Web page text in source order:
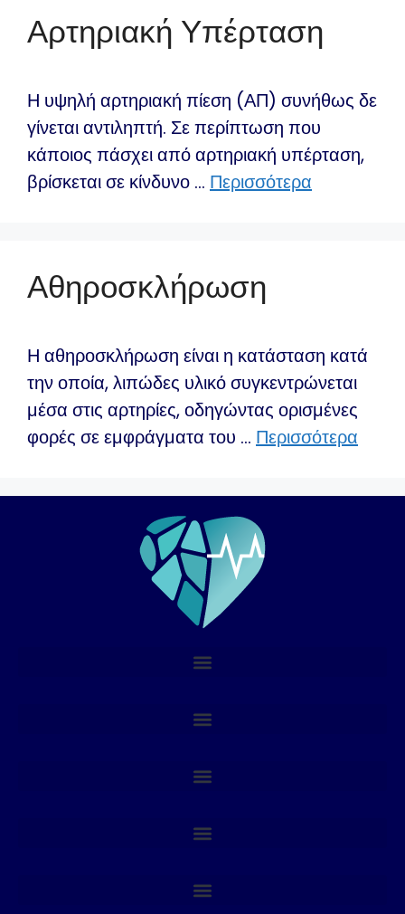
Αρτηριακή Υπέρταση
Η υψηλή αρτηριακή πίεση (ΑΠ) συνήθως δε
γίνεται αντιληπτή. Σε περίπτωση που
κάποιος πάσχει από αρτηριακή υπέρταση,
βρίσκεται σε κίνδυνο … Περισσότερα
Αθηροσκλήρωση
Η αθηροσκλήρωση είναι η κατάσταση κατά
την οποία, λιπώδες υλικό συγκεντρώνεται
μέσα στις αρτηρίες, οδηγώντας ορισμένες
φορές σε εμφράγματα του … Περισσότερα